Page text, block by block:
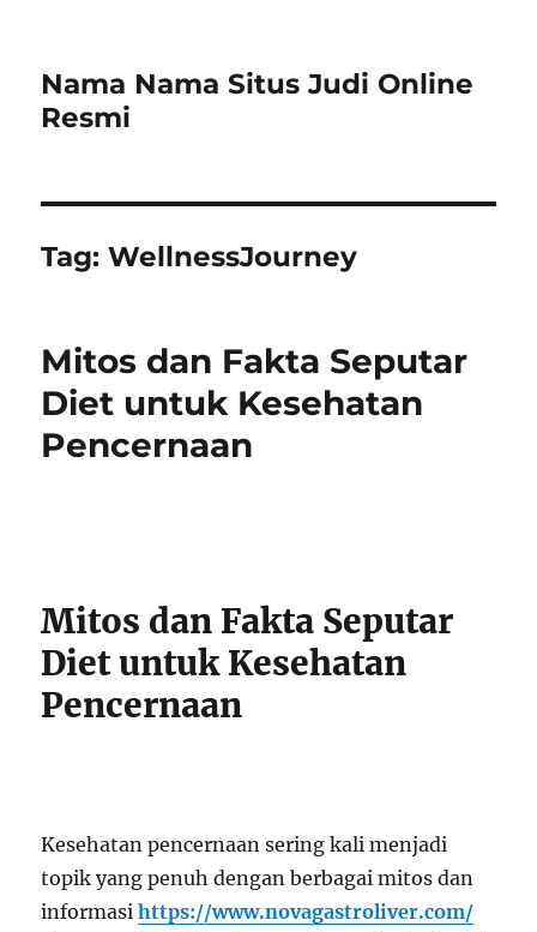
Nama Nama Situs Judi Online
Resmi
Tag:WellnessJourney
Mitos dan Fakta Seputar
Diet untuk Kesehatan
Pencernaan
Mitos dan Fakta Seputar
Diet untuk Kesehatan
Pencernaan
Kesehatan pencernaan sering kali menjadi
topik yang penuh dengan berbagai mitos dan
informasihttps://www.novagastroliver.com/